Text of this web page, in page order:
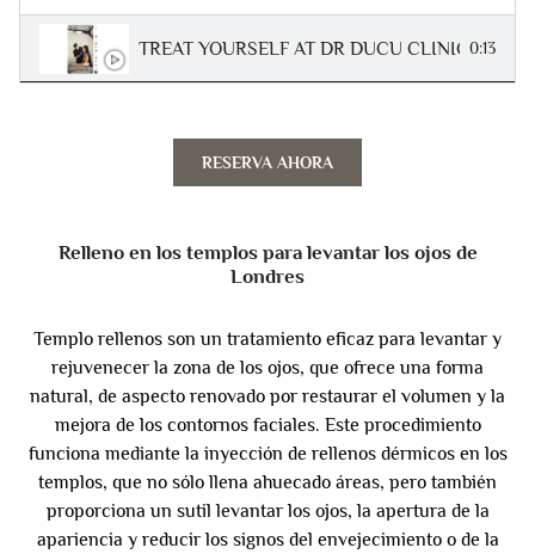
TREAT YOURSELF AT DR DUCU CLINICS0:13
RESERVA AHORA
Relleno en los templos para levantar los ojos de
Londres
Templo rellenos son un tratamiento eficaz para levantar y
rejuvenecer la zona de los ojos, que ofrece una forma
natural, de aspecto renovado por restaurar el volumen y la
mejora de los contornos faciales. Este procedimiento
funciona mediante la inyección de rellenos dérmicos en los
templos, que no sólo llena ahuecado áreas, pero también
proporciona un sutil levantar los ojos, la apertura de la
apariencia y reducir los signos del envejecimiento o de la